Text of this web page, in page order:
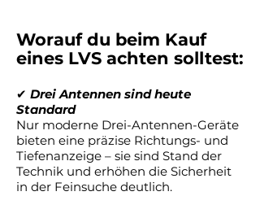
Worauf du beim Kauf
eines LVS achten solltest:
✔ Drei Antennen sind heute
Standard
Nur moderne Drei-Antennen-Geräte
bieten eine präzise Richtungs- und
Tiefenanzeige – sie sind Stand der
Technik und erhöhen die Sicherheit
in der Feinsuche deutlich.